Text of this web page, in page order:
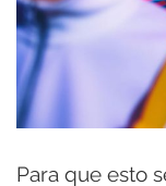
Para que esto